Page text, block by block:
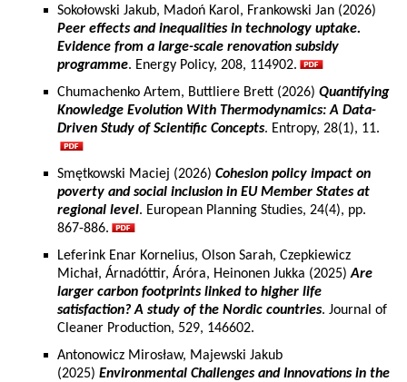
Sokołowski Jakub, Madoń Karol, Frankowski Jan (2026)
Peer effects and inequalities in technology uptake.
Evidence from a large-scale renovation subsidy
programme. Energy Policy, 208, 114902.
Chumachenko Artem, Buttliere Brett (2026) Quantifying
Knowledge Evolution With Thermodynamics: A Data-
Driven Study of Scientific Concepts. Entropy, 28(1), 11.
Smętkowski Maciej (2026) Cohesion policy impact on
poverty and social inclusion in EU Member States at
regional level. European Planning Studies, 24(4), pp.
867-886.
Leferink Enar Kornelius, Olson Sarah, Czepkiewicz
Michał, Árnadóttir, Áróra, Heinonen Jukka (2025)Are
larger carbon footprints linked to higher life
satisfaction? A study of the Nordic countries. Journal of
Cleaner Production, 529, 146602.
Antonowicz Mirosław, Majewski Jakub
(2025) Environmental Challenges and Innovations in the